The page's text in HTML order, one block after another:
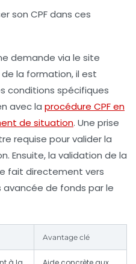
son CPF dans ces
demande via le site
de la formation, il est
conditions spécifiques
avec la procédure CPF en
de situation. Une prise
requise pour valider la
Ensuite, la validation de la
fait directement vers
avancée de fonds par le
Avantage clé